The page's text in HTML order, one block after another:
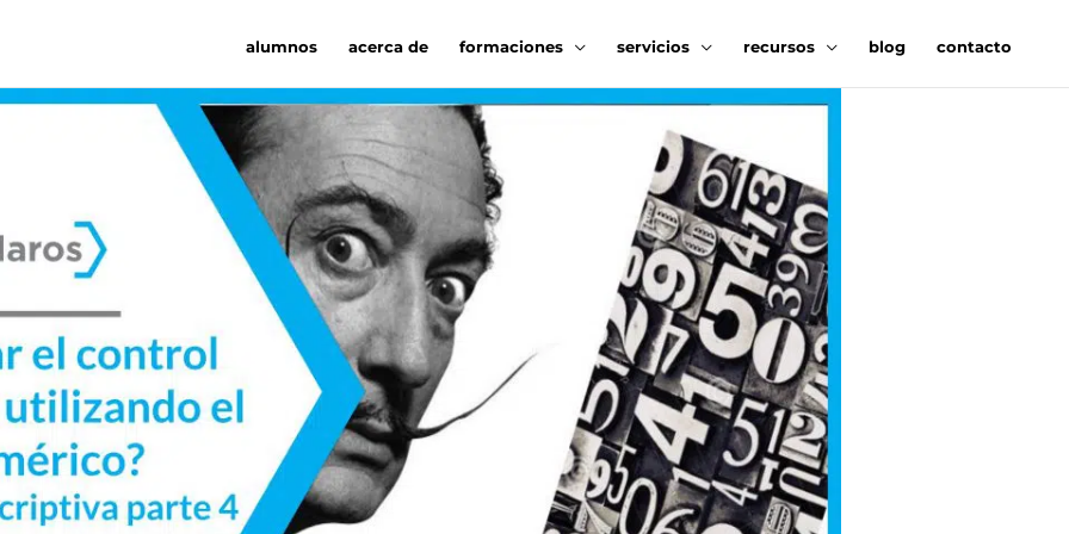
alumnos acerca de formaciones servicios recursos blog contacto